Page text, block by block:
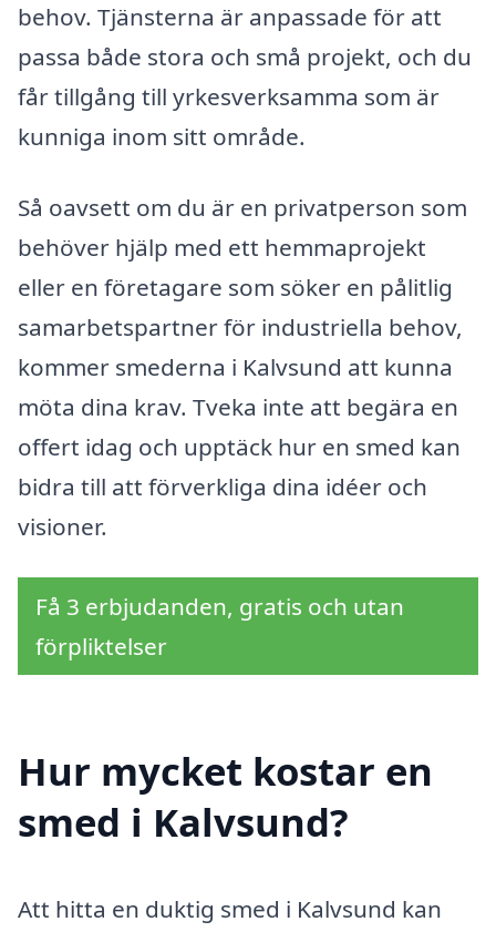
behov. Tjänsterna är anpassade för att
passa både stora och små projekt, och du
får tillgång till yrkesverksamma som är
kunniga inom sitt område.
Så oavsett om du är en privatperson som
behöver hjälp med ett hemmaprojekt
eller en företagare som söker en pålitlig
samarbetspartner för industriella behov,
kommer smederna i Kalvsund att kunna
möta dina krav. Tveka inte att begära en
offert idag och upptäck hur en smed kan
bidra till att förverkliga dina idéer och
visioner.
Få 3 erbjudanden, gratis och utan
förpliktelser
Hur mycket kostar en
smed i Kalvsund?
Att hitta en duktig smed i Kalvsund kan